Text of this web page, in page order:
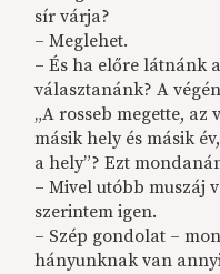
sír várja?
– Meglehet.
– És ha előre látnánk
választanánk? A
„A rosseb megette, az
másik hely és másik
a hely”? Ezt
– Mivel utóbb muszáj
szerintem igen.
– Szép gondolat –
hányunknak van